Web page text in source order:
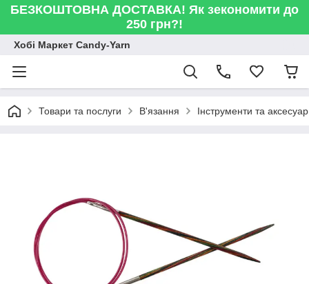
БЕЗКОШТОВНА ДОСТАВКА! Як зекономити до
250 грн?!
Хобі Маркет Candy-Yarn
Товари та послуги В'язання Інструменти та